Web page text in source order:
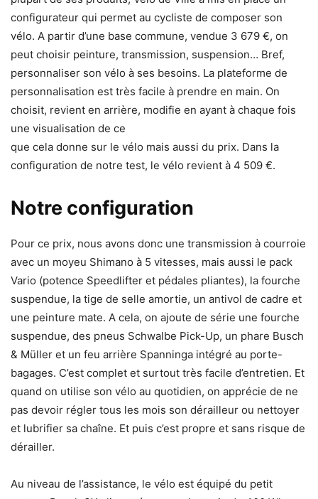
configurateur qui permet au cycliste de composer son
vélo. A partir d’une base commune, vendue 3 679 €, on
peut choisir peinture, transmission, suspension… Bref,
personnaliser son vélo à ses besoins. La plateforme de
personnalisation est très facile à prendre en main. On
choisit, revient en arrière, modifie en ayant à chaque fois
une visualisation de ce
que cela donne sur le vélo mais aussi du prix. Dans la
configuration de notre test, le vélo revient à 4 509 €.
Notre configuration
Pour ce prix, nous avons donc une transmission à courroie
avec un moyeu Shimano à 5 vitesses, mais aussi le pack
Vario (potence Speedlifter et pédales pliantes), la fourche
suspendue, la tige de selle amortie, un antivol de cadre et
une peinture mate. A cela, on ajoute de série une fourche
suspendue, des pneus Schwalbe Pick-Up, un phare Busch
& Müller et un feu arrière Spanninga intégré au porte-
bagages. C’est complet et surtout très facile d’entretien. Et
quand on utilise son vélo au quotidien, on apprécie de ne
pas devoir régler tous les mois son dérailleur ou nettoyer
et lubrifier sa chaîne. Et puis c’est propre et sans risque de
dérailler.
Au niveau de l’assistance, le vélo est équipé du petit